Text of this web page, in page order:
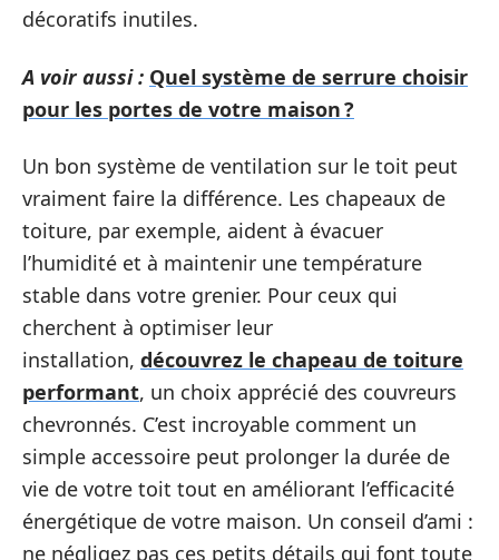
décoratifs inutiles.
A voir aussi : Quel système de serrure choisir
pour les portes de votre maison ?
Un bon système de ventilation sur le toit peut
vraiment faire la différence. Les chapeaux de
toiture, par exemple, aident à évacuer
l’humidité et à maintenir une température
stable dans votre grenier. Pour ceux qui
cherchent à optimiser leur
installation, découvrez le chapeau de toiture
performant, un choix apprécié des couvreurs
chevronnés. C’est incroyable comment un
simple accessoire peut prolonger la durée de
vie de votre toit tout en améliorant l’efficacité
énergétique de votre maison. Un conseil d’ami :
ne négligez pas ces petits détails qui font toute